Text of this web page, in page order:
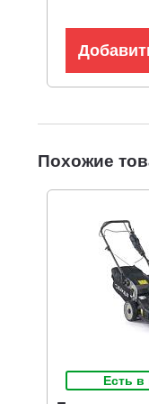
Похожие
Есть в